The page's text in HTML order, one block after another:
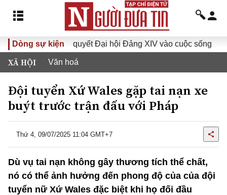
Dòng sự kiện
Đưa Nghị quyết Đại hội Đảng XIV vào cuộc sống
XÃ HỘI Văn hoá
Đội tuyển Xứ Wales gặp tai nạn xe
buýt trước trận đấu với Pháp
Thứ 4, 09/07/2025 11:04 GMT+7
Dù vụ tai nạn không gây thương tích thể chất,
nó có thể ảnh hưởng đến phong độ của của đội
tuyển nữ Xứ Wales đặc biệt khi họ đối đầu